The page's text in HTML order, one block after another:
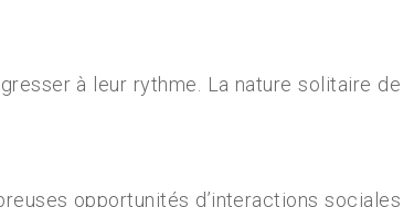
à leur rythme. La nature solitaire de
opportunités d’interactions sociales